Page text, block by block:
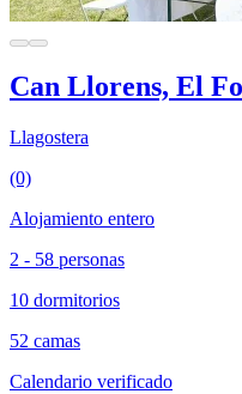
Can Llorens, El
Llagostera
(0)
Alojamiento entero
2 - 58 personas
10 dormitorios
52 camas
Calendario verificado